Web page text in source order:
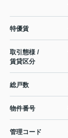
特優賃
取引態様 /
賃貸区分
総戸数
物件番号
管理コード